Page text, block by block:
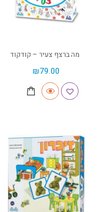
מה ברצף צעיר – קודקוד
₪79.00